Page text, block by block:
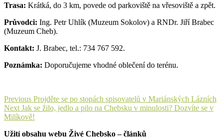
Trasa: Krátká, do 3 km, povede od parkoviště na vřesoviště a zpět.
Průvodci: Ing. Petr Uhlík (Muzeum Sokolov) a RNDr. Jiří Brabec
(Muzeum Cheb).
Kontakt: J. Brabec, tel.: 734 767 592.
Poznámka: Doporučujeme vhodné oblečení do terénu.
Navigace
pro
příspěvek
Previous Previous
post:
Projděte se po stopách spisovatelů v Mariánských Lázních
Next Next
post:
Jak se žilo, jedlo a pilo na Chebsku v minulosti? Dozvíte se v
Milíkově!
Užití obsahu webu Živé Chebsko – článků